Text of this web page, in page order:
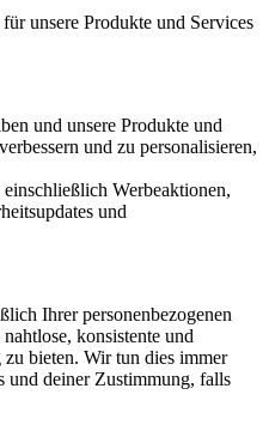
unsere Produkte und Services
und unsere Produkte und
und zu personalisieren,
Werbeaktionen,
und
Ihrer personenbezogenen
konsistente und
bieten. Wir tun dies immer
und deiner Zustimmung, falls